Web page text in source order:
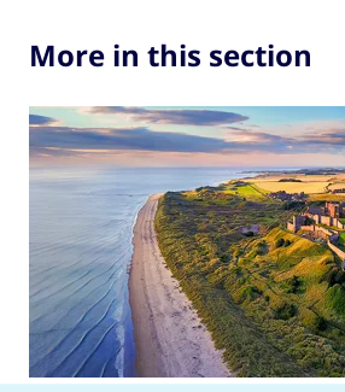
More in this section